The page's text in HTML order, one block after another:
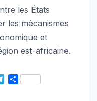
les États
les mécanismes
et
est-africaine.
S